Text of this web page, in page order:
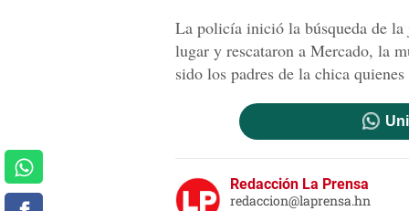
La policía inició la búsqueda de
lugar y rescataron a Mercado, la
sido los padres de la chica
Redacción La Prensa
redaccion@laprensa.hn